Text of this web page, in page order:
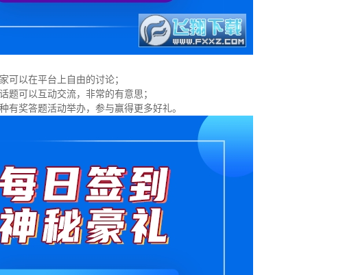
可以在平台上自由的讨论；
题可以互动交流，非常的有意思；
有奖答题活动举办，参与赢得更多好礼。